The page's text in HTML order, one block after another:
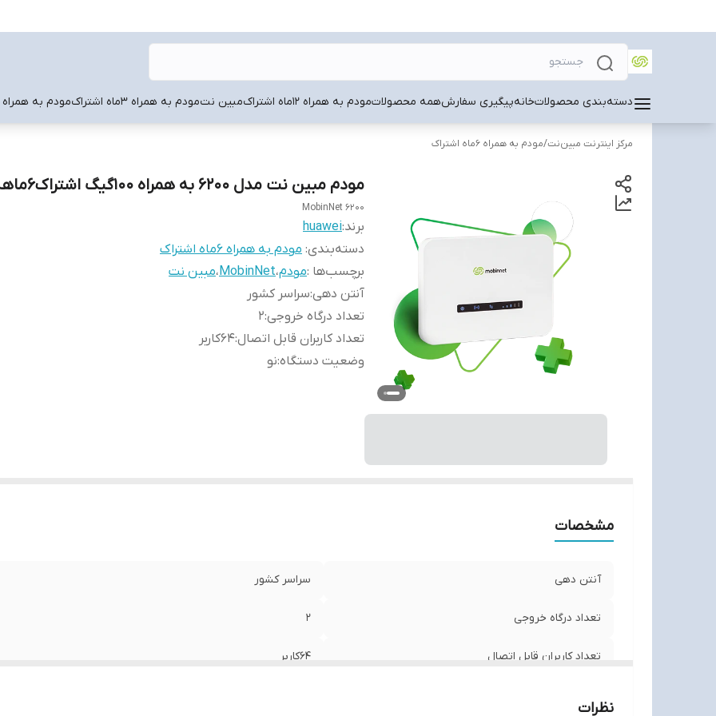
دسته‌بندی محصولاتخانهپیگیری سفارشهمه محصولاتمودم به همراه 12ماه اشتراک مبین نتمودم به همراه ۳ماه اشتراک مودم به همراه 6ماه اشتراک
مرکز اینترنت مبین‌نت/مودم به همراه 6ماه اشتراک
مودم مبین نت مدل 6200 به همراه ۱۰۰گیگ اشتراک۶ماهه
MobinNet 6200
برند:huawei
دسته‌بندی: مودم به همراه 6ماه اشتراک
برچسب‌ها :مودم،MobinNet،مبین نت
آنتن دهی:سراسر کشور
تعداد درگاه خروجی:
2
تعداد کاربران قابل اتصال:۶۴کاربر
وضعیت دستگاه:نو
مشخصات
آنتن دهی سراسر کشور
تعداد درگاه خروجی 2
تعداد کاربران قابل اتصال ۶۴کاربر
نظرات